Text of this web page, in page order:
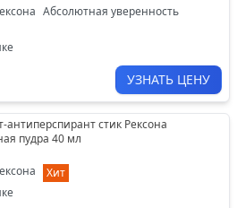
Абсолютная уверенность
УЗНАТЬ ЦЕНУ
антиперспирант стик Рексона
пудра 40 мл
Хит